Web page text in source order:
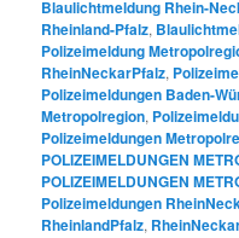
Blaulichtmeldung Rhein-
Rheinland-Pfalz,
Polizeimeldung
RheinNeckarPfalz,
Polizeimeldungen Baden-
Metropolregion,
Polizeimeldungen
POLIZEIMELDUNGEN
POLIZEIMELDUNGEN
Polizeimeldungen
RheinlandPfalz,